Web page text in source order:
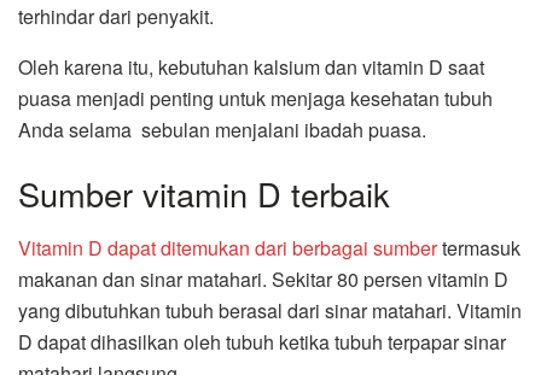
terhindar dari penyakit.
Oleh karena itu, kebutuhan kalsium dan vitamin D saat
puasa menjadi penting untuk menjaga kesehatan tubuh
Anda selama sebulan menjalani ibadah puasa.
Sumber vitamin D terbaik
Vitamin D dapat ditemukan dari berbagai sumbertermasuk
makanan dan sinar matahari. Sekitar 80 persen vitamin D
yang dibutuhkan tubuh berasal dari sinar matahari. Vitamin
D dapat dihasilkan oleh tubuh ketika tubuh terpapar sinar